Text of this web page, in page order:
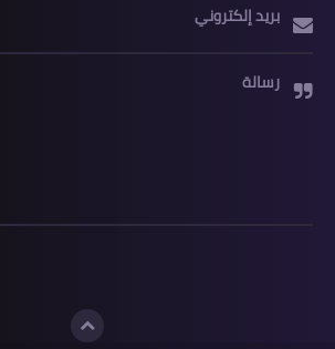
بريد إلكتروني
رسالة